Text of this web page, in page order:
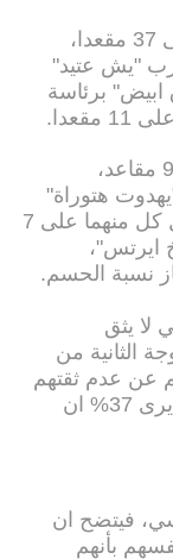
ووفقا للاستطلاع فان الليكود يحصل على 37 مقعدا،
"يش عتيد"
ابيض" برئاسة
أما حزب "شاس" المتدين فيحصل على 9 مقاعد،
وحزب "يهدوت هتوراة"
المتدين وحزب ميرتس اليساري ويحصل كل منهما على 7
ايرتس"،
نسبة الحسم.
لا يثق
الثانية من
إذ عبر 59% منهم عن عدم ثقتهم
بإدارة الحكومة الحالية للأزمة، في حين يرى 37% ان
فيتضح ان
بأنهم